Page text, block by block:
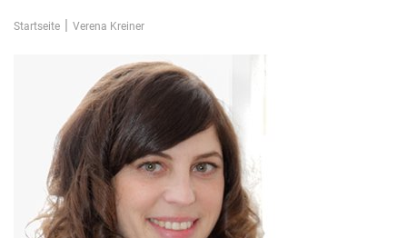
Startseite | Verena Kreiner